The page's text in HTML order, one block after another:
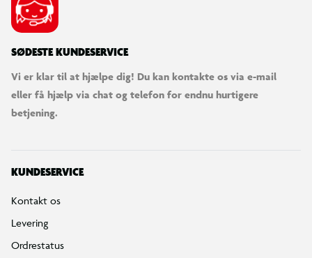
SØDESTE KUNDESERVICE
Vi er klar til at hjælpe dig! Du kan kontakte os via e-mail
eller få hjælp via chat og telefon for endnu hurtigere
betjening.
KUNDESERVICE
Kontakt os
Levering
Ordrestatus